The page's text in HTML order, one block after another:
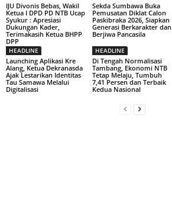
IJU Divonis Bebas, Wakil
Ketua I DPD PD NTB Ucap
Syukur : Apresiasi
Dukungan Kader,
Terimakasih Ketua BHPP
DPP
Sekda Sumbawa Buka
Pemusatan Diklat Calon
Paskibraka 2026, Siapkan
Generasi Berkarakter dan
Berjiwa Pancasila
HEADLINE
Launching Aplikasi Kre
Alang, Ketua Dekranasda
Ajak Lestarikan Identitas
Tau Samawa Melalui
Digitalisasi
HEADLINE
Di Tengah Normalisasi
Tambang, Ekonomi NTB
Tetap Melaju, Tumbuh
7,41 Persen dan Terbaik
Kedua Nasional